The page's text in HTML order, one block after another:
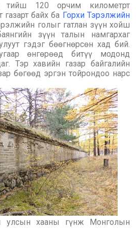
тийш 120 орчим километрт
газарт байх ба Горхи Тэрэлжийн
голыг гатлан зүүн хойш
зүүн талын намгархаг
гэдэг бөөгнөрсөн хад бий.
өнгөрөөд битүү модонд
Тэр хавийн газар байгалийн
бөгөөд эргэн тойрондоо нарс
хааны гүнж Монголын